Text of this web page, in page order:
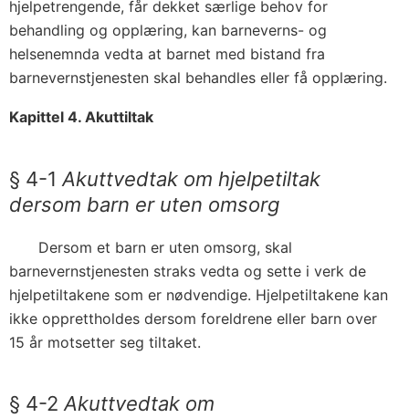
hjelpetrengende, får dekket særlige behov for
behandling og opplæring, kan barneverns- og
helsenemnda vedta at barnet med bistand fra
barnevernstjenesten skal behandles eller få opplæring.
Kapittel 4. Akuttiltak
§ 4-1 Akuttvedtak om hjelpetiltak
dersom barn er uten omsorg
Dersom et barn er uten omsorg, skal
barnevernstjenesten straks vedta og sette i verk de
hjelpetiltakene som er nødvendige. Hjelpetiltakene kan
ikke opprettholdes dersom foreldrene eller barn over
15 år motsetter seg tiltaket.
§ 4-2 Akuttvedtak om